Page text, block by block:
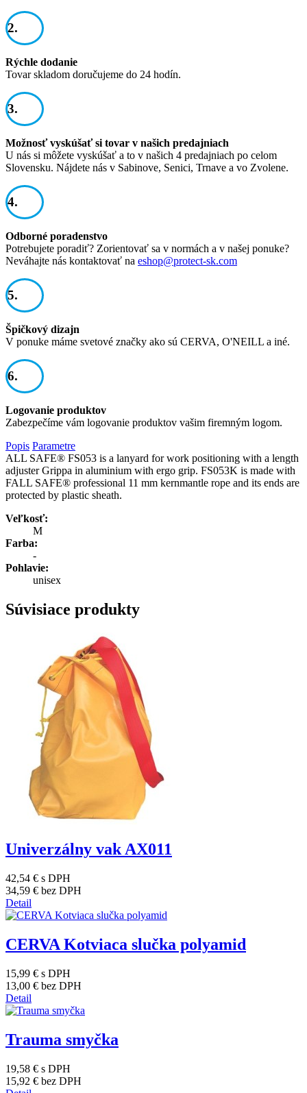
2.
Rýchle dodanie
Tovar skladom doručujeme do 24 hodín.
3.
Možnosť vyskúšať si tovar v našich predajniach
U nás si môžete vyskúšať a to v našich 4 predajniach po celom
Slovensku. Nájdete nás v Sabinove, Senici, Trnave a vo Zvolene.
4.
Odborné poradenstvo
Potrebujete poradiť? Zorientovať sa v normách a v našej ponuke?
Neváhajte nás kontaktovať na eshop@protect-sk.com
5.
Špičkový dizajn
V ponuke máme svetové značky ako sú CERVA, O'NEILL a iné.
6.
Logovanie produktov
Zabezpečíme vám logovanie produktov vašim firemným logom.
Popis Parametre
ALL SAFE® FS053 is a lanyard for work positioning with a length
adjuster Grippa in aluminium with ergo grip. FS053K is made with
FALL SAFE® professional 11 mm kernmantle rope and its ends are
protected by plastic sheath.
Veľkosť:
M
Farba:
-
Pohlavie:
unisex
Súvisiace produkty
Univerzálny vak AX011
42,54 € s DPH
34,59 € bez DPH
Detail
CERVA Kotviaca slučka polyamid
15,99 € s DPH
13,00 € bez DPH
Detail
Trauma smyčka
19,58 € s DPH
15,92 € bez DPH